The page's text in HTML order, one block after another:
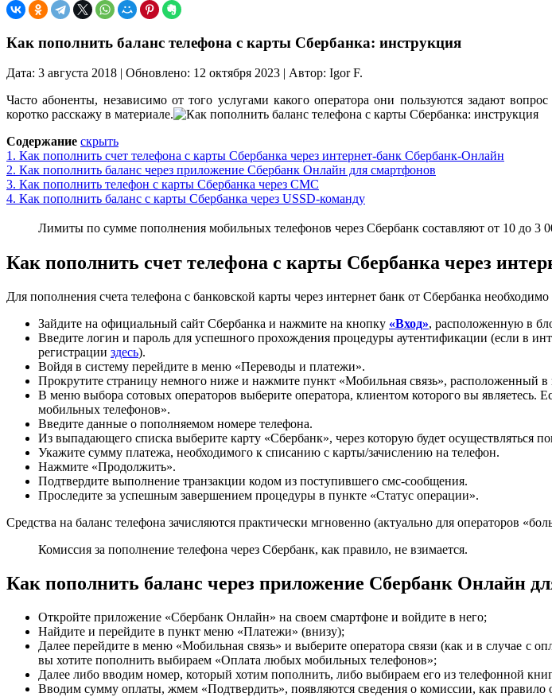
Как пополнить баланс телефона с карты Сбербанка: инструкция
Дата: 3 августа 2018 | Обновлено: 12 октября 2023 | Автор: Igor F.
Часто абоненты, независимо от того услугами какого оператора они пользуются задают
коротко расскажу в материале.
Содержание скрыть
1. Как пополнить счет телефона с карты Сбербанка через интернет-банк Сбербанк-Онлайн
2. Как пополнить баланс через приложение Сбербанк Онлайн для смартфонов
3. Как пополнить телефон с карты Сбербанка через СМС
4. Как пополнить баланс с карты Сбербанка через USSD-команду
Лимиты по сумме пополнения мобильных телефонов через Сбербанк составляют от 10 до 3
Как пополнить счет телефона с карты Сбербанка через
Для пополнения счета телефона с банковской карты через интернет банк от Сбербанка
Зайдите на официальный сайт Сбербанка и нажмите на кнопку «Вход», расположенную в
Введите логин и пароль для успешного прохождения процедуры аутентификации (если в
регистрации здесь).
Войдя в систему перейдите в меню «Переводы и платежи».
Прокрутите страницу немного ниже и нажмите пункт «Мобильная связь», расположенный в
В меню выбора сотовых операторов выберите оператора, клиентом которого вы
мобильных телефонов».
Введите данные о пополняемом номере телефона.
Из выпадающего списка выберите карту «Сбербанк», через которую будет осуществляться
Укажите сумму платежа, необходимого к списанию с карты/зачислению на телефон.
Нажмите «Продолжить».
Подтвердите выполнение транзакции кодом из поступившего смс-сообщения.
Проследите за успешным завершением процедуры в пункте «Статус операции».
Средства на баланс телефона зачисляются практически мгновенно (актуально для операторов
Комиссия за пополнение телефона через Сбербанк, как правило, не взимается.
Как пополнить баланс через приложение Сбербанк Онлайн
Откройте приложение «Сбербанк Онлайн» на своем смартфоне и войдите в него;
Найдите и перейдите в пункт меню «Платежи» (внизу);
Далее перейдите в меню «Мобильная связь» и выберите оператора связи (как и в случае с
вы хотите пополнить выбираем «Оплата любых мобильных телефонов»;
Далее либо вводим номер, который хотим пополнить, либо выбираем его из телефонной
Вводим сумму оплаты, жмем «Подтвердить», появляются сведения о комиссии, как правило